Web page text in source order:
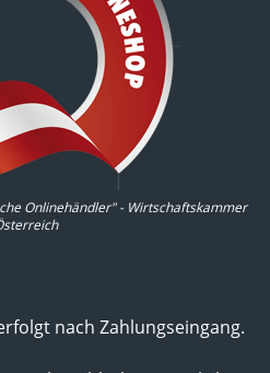
Onlinehändler" - Wirtschaftskammer
nach Zahlungseingang.